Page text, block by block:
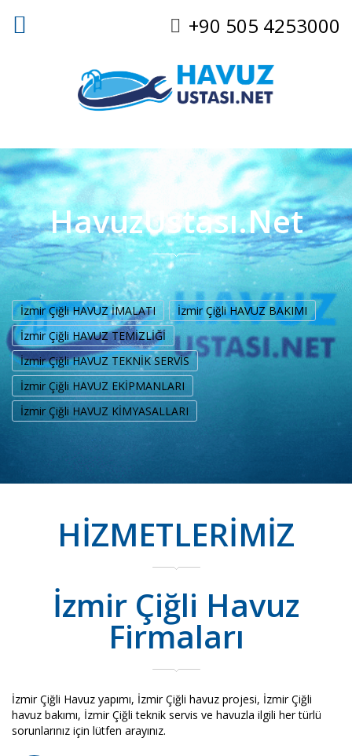
+90 505 4253000
HavuzUstası.Net
İzmir Çiğli HAVUZ İMALATI
İzmir Çiğli HAVUZ BAKIMI
İzmir Çiğli HAVUZ TEMİZLİĞİ
İzmir Çiğli HAVUZ TEKNİK SERVİS
İzmir Çiğli HAVUZ EKİPMANLARI
İzmir Çiğli HAVUZ KİMYASALLARI
HİZMETLERİMİZ
İzmir Çiğli Havuz
Firmaları
İzmir Çiğli Havuz yapımı, İzmir Çiğli havuz projesi, İzmir Çiğli
havuz bakımı, İzmir Çiğli teknik servis ve havuzla ilgili her türlü
sorunlarınız için lütfen arayınız.